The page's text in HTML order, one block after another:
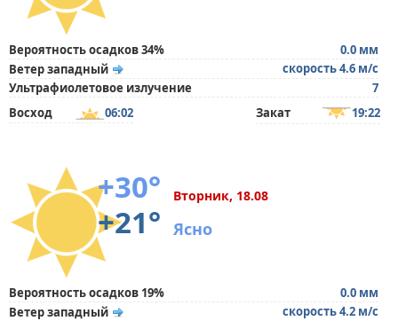
Вероятность осадков 34%
0.0 мм
Ветер западный
скорость 4.6 м/с
Ультрафиолетовое излучение
7
Восход
06:02 Закат 19:22
+30°
+21°
Вторник, 18.08
Ясно
Вероятность осадков 19%
0.0 мм
Ветер западный
скорость 4.2 м/с